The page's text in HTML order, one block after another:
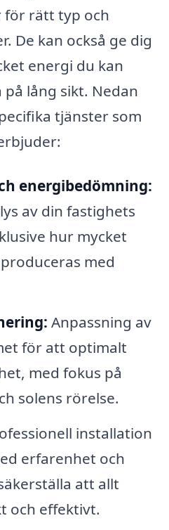
rätt typ och
De kan också ge dig
energi du kan
lång sikt. Nedan
tjänster som
energibedömning:
av din fastighets
hur mycket
med
Anpassning av
för att optimalt
med fokus på
solens rörelse.
installation
erfarenhet och
att allt
och effektivt.